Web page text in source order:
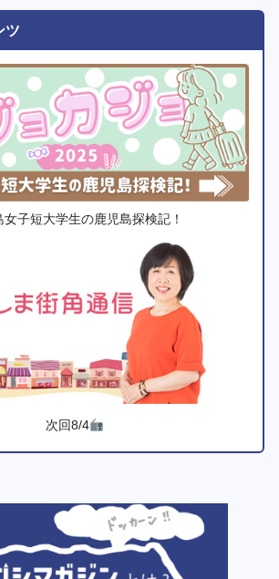
ツ
女子短大学生の鹿児島探検記！
次回8/4